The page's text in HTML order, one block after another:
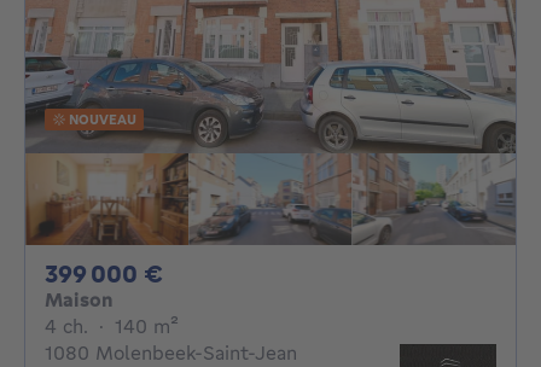
NOUVEAU
399 000 €
Maison
4 ch. 4 chambres
· 140 m²
1080 Molenbeek-Saint-Jean